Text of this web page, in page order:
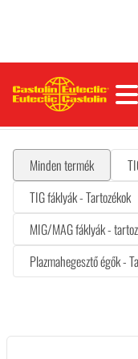
Hegesztőfáklya
Minden termék
TIG fáklyák - Tartozékok
MIG/MAG fáklyák -
Plazmahegesztő égők -